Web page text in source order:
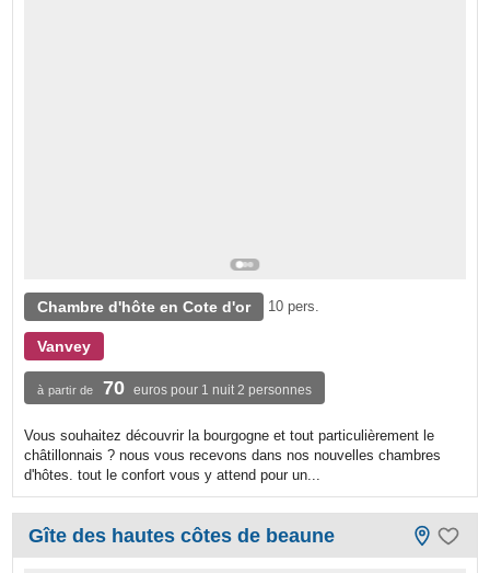
Chambre d'hôte en Cote d'or 10 pers.
Vanvey
à partir de 70 euros pour 1 nuit 2 personnes
Vous souhaitez découvrir la bourgogne et tout particulièrement le
châtillonnais ? nous vous recevons dans nos nouvelles chambres
d'hôtes. tout le confort vous y attend pour un...
Gîte des hautes côtes de beaune